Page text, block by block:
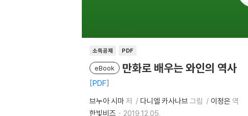
소득공제 PDF
eBook 만화로 배우는 와인의 역사
PDF
브누아 시마저 다니엘 카사나브 그림 이정은 역
한빛비즈
2019.12.05.